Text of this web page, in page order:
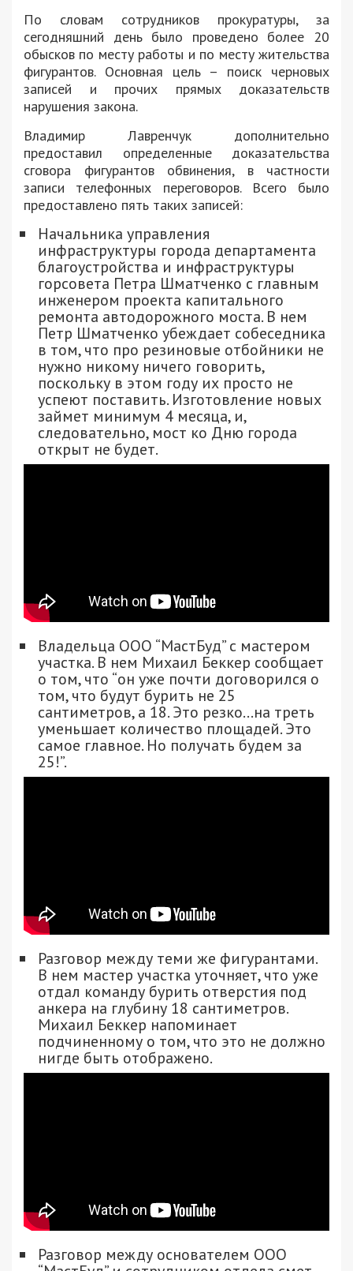
По словам сотрудников прокуратуры, за
сегодняшний день было проведено более 20
обысков по месту работы и по месту жительства
фигурантов. Основная цель – поиск черновых
записей и прочих прямых доказательств
нарушения закона.
Владимир Лавренчук дополнительно
предоставил определенные доказательства
сговора фигурантов обвинения, в частности
записи телефонных переговоров. Всего было
предоставлено пять таких записей:
Начальника управления
инфраструктуры города департамента
благоустройства и инфраструктуры
горсовета Петра Шматченко с главным
инженером проекта капитального
ремонта автодорожного моста. В нем
Петр Шматченко убеждает собеседника
в том, что про резиновые отбойники не
нужно никому ничего говорить,
поскольку в этом году их просто не
успеют поставить. Изготовление новых
займет минимум 4 месяца, и,
следовательно, мост ко Дню города
открыт не будет.
Владельца ООО “МастБуд” с мастером
участка. В нем Михаил Беккер сообщает
о том, что “он уже почти договорился о
том, что будут бурить не 25
сантиметров, а 18. Это резко…на треть
уменьшает количество площадей. Это
самое главное. Но получать будем за
25!”.
Разговор между теми же фигурантами.
В нем мастер участка уточняет, что уже
отдал команду бурить отверстия под
анкера на глубину 18 сантиметров.
Михаил Беккер напоминает
подчиненному о том, что это не должно
нигде быть отображено.
Разговор между основателем ООО